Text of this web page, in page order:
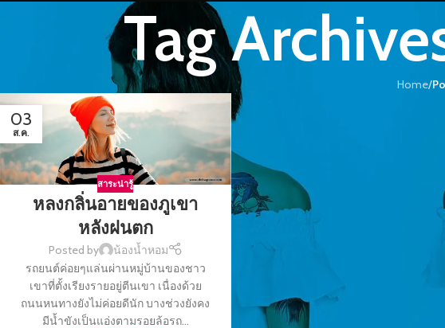
Tag
Home/
03
ส.ค.
สาระน่ารู้
หลงกลิ่นอายของภูเขา
หลังฝนตก
Posted by
น้องน้ำหอม
รถยนต์ค่อยๆแล่นผ่านหมู่บ้านของชาว
เขาที่ตั้งเรียงรายอยู่ตีนเขา เนื่องด้วย
ถนนหนทางยังไม่ค่อยดีนัก บางช่วงยังคง
มีน้ำขังเป็นแอ่งตามรอยล้อรถ...